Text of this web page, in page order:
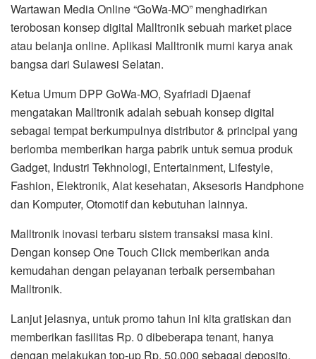
Wartawan Media Online “GoWa-MO” menghadirkan
terobosan konsep digital Malltronik sebuah market place
atau belanja online. Aplikasi Malltronik murni karya anak
bangsa dari Sulawesi Selatan.
Ketua Umum DPP GoWa-MO, Syafriadi Djaenaf
mengatakan Malltronik adalah sebuah konsep digital
sebagai tempat berkumpulnya distributor & principal yang
berlomba memberikan harga pabrik untuk semua produk
Gadget, Industri Tekhnologi, Entertainment, Lifestyle,
Fashion, Elektronik, Alat kesehatan, Aksesoris Handphone
dan Komputer, Otomotif dan kebutuhan lainnya.
Malltronik inovasi terbaru sistem transaksi masa kini.
Dengan konsep One Touch Click memberikan anda
kemudahan dengan pelayanan terbaik persembahan
Malltronik.
Lanjut jelasnya, untuk promo tahun ini kita gratiskan dan
memberikan fasilitas Rp. 0 dibeberapa tenant, hanya
dengan melakukan top-up Rp. 50.000 sebagai deposito.